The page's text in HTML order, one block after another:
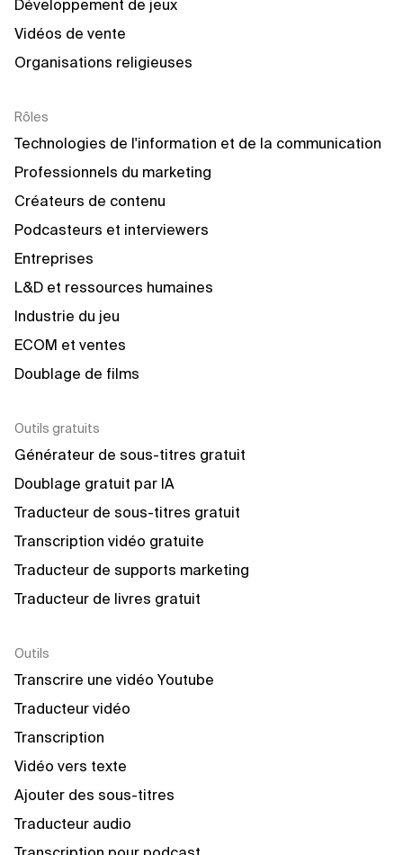
Développement de jeux
Vidéos de vente
Organisations religieuses
Rôles
Technologies de l'information et de la communication
Professionnels du marketing
Créateurs de contenu
Podcasteurs et interviewers
Entreprises
L&D et ressources humaines
Industrie du jeu
ECOM et ventes
Doublage de films
Outils gratuits
Générateur de sous-titres gratuit
Doublage gratuit par IA
Traducteur de sous-titres gratuit
Transcription vidéo gratuite
Traducteur de supports marketing
Traducteur de livres gratuit
Outils
Transcrire une vidéo Youtube
Traducteur vidéo
Transcription
Vidéo vers texte
Ajouter des sous-titres
Traducteur audio